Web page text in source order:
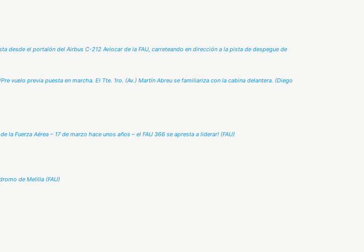
desde el portalón del Airbus C-212 Aviocar de la FAU, carreteando en dirección a la pista de despegue de
previa puesta en marcha. El Tte. 1ro. (Av.) Martín Abreu se familiariza con la cabina delantera. (Diego
Fuerza Aérea – 17 de marzo hace unos años – el FAU 366 se apresta a liderar! (FAU)
de Melilla (FAU)